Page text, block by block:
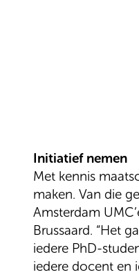
Initiatief nemen
Met kennis
maken. Van die
Amsterdam
Brussaard. “Het
iedere PhD-
iedere docent en